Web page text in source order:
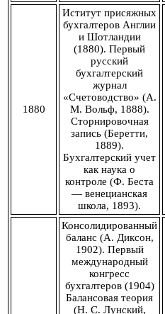
1880
Иститут присяжных
бухгалтеров Англии
и Шотландии
(1880). Первый
русский
бухгалтерский
журнал
«Счетоводство» (А.
М. Вольф, 1888).
Сторнировочная
запись (Беретти,
1889).
Бухгалтерский учет
как наука о
контроле (Ф. Беста
— венецианская
школа, 1893).
Консолидированный
баланс (А. Диксон,
1902). Первый
международный
конгресс
бухгалтеров (1904)
Балансовая теория
(Н. С. Лунский,